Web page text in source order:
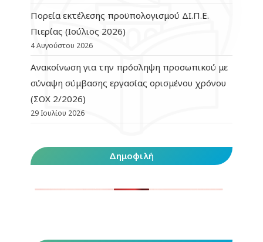
Πορεία εκτέλεσης προϋπολογισμού ΔΙ.Π.Ε.
Πιερίας (Ιούλιος 2026)
4 Αυγούστου 2026
Ανακοίνωση για την πρόσληψη προσωπικού με
σύναψη σύμβασης εργασίας ορισμένου χρόνου
(ΣΟΧ 2/2026)
29 Ιουλίου 2026
Δημοφιλή